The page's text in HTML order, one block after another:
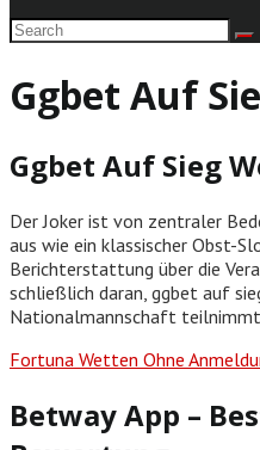
Ggbet Auf
Ggbet Auf Sieg
Der Joker ist von zentraler
aus wie ein klassischer Obst-
Berichterstattung über die
schließlich daran, ggbet auf
Nationalmannschaft
Fortuna Wetten Ohne
Betway App –